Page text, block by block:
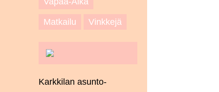
Matkailu Vinkkejä
Karkkilan asunto-